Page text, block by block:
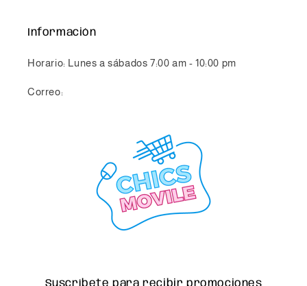
Información
Horario: Lunes a sábados 7:00 am - 10:00 pm
Correo: